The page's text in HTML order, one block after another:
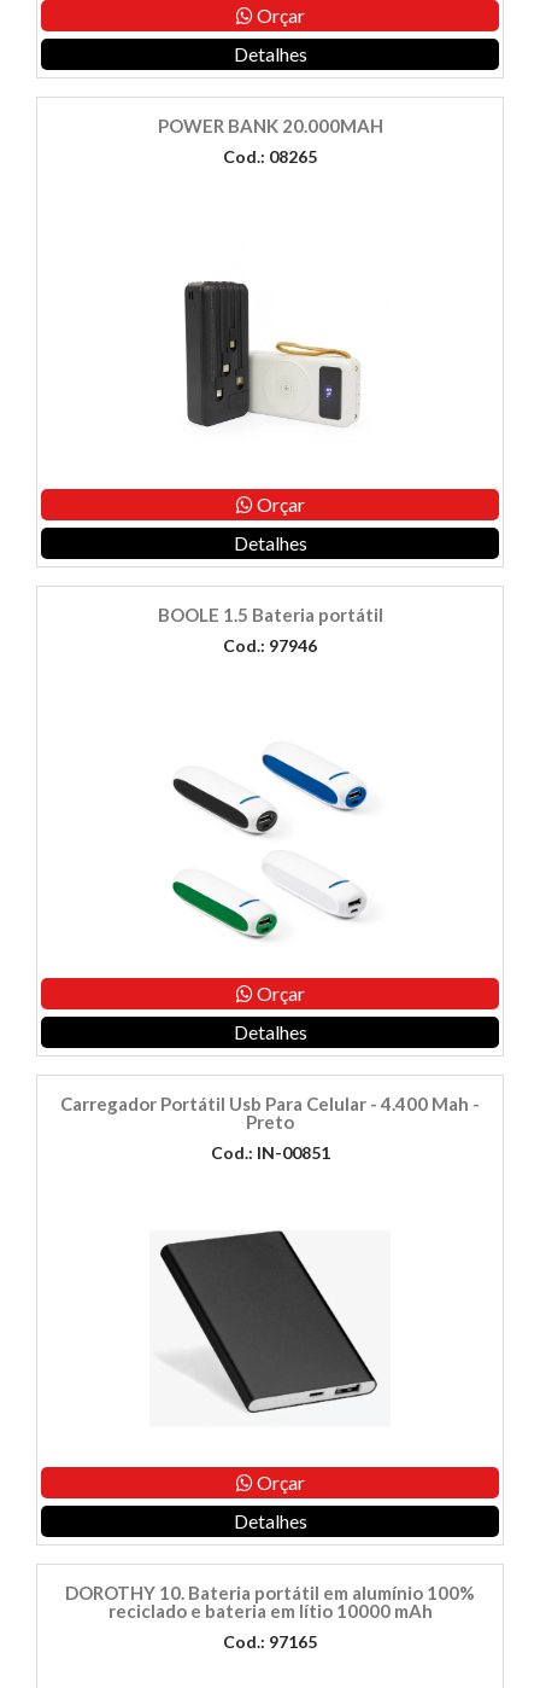
Orçar
Detalhes
POWER BANK 20.000MAH
Cod.: 08265
Orçar
Detalhes
BOOLE 1.5 Bateria portátil
Cod.: 97946
Orçar
Detalhes
Carregador Portátil Usb Para Celular - 4.400 Mah -
Preto
Cod.: IN-00851
Orçar
Detalhes
DOROTHY 10. Bateria portátil em alumínio 100%
reciclado e bateria em lítio 10000 mAh
Cod.: 97165